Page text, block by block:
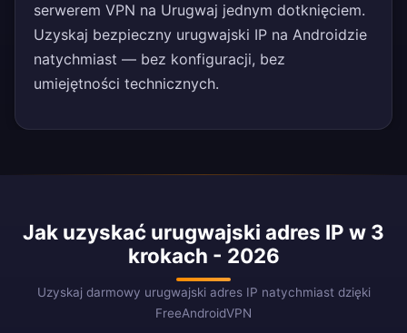
serwerem VPN na Urugwaj jednym dotknięciem.
Uzyskaj bezpieczny urugwajski IP na Androidzie
natychmiast — bez konfiguracji, bez
umiejętności technicznych.
Jak uzyskać urugwajski adres IP w 3
krokach - 2026
Uzyskaj darmowy urugwajski adres IP natychmiast dzięki
FreeAndroidVPN